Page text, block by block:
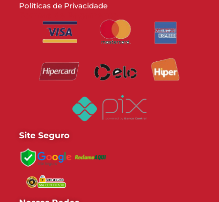
Políticas de Privacidade
Site Seguro